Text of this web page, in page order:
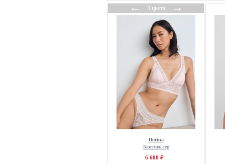
←3 цвета→
Dorina
Бюстгальтер
6 600 ₽